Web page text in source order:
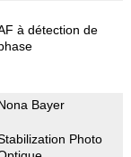
à détection de
Bayer
Photo